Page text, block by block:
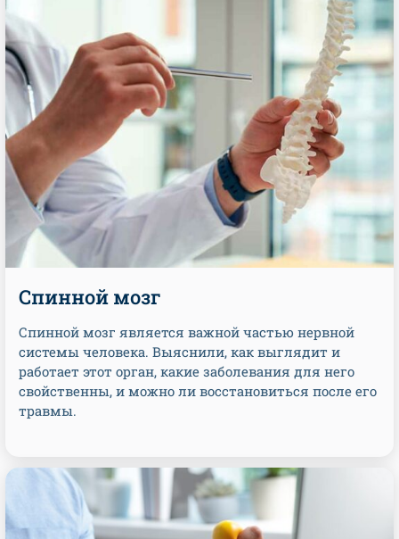
Спинной мозг
Спинной мозг является важной частью нервной
системы человека. Выяснили, как выглядит и
работает этот орган, какие заболевания для него
свойственны, и можно ли восстановиться после его
травмы.